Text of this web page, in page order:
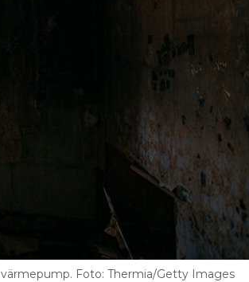
Foto: Thermia/Getty Images